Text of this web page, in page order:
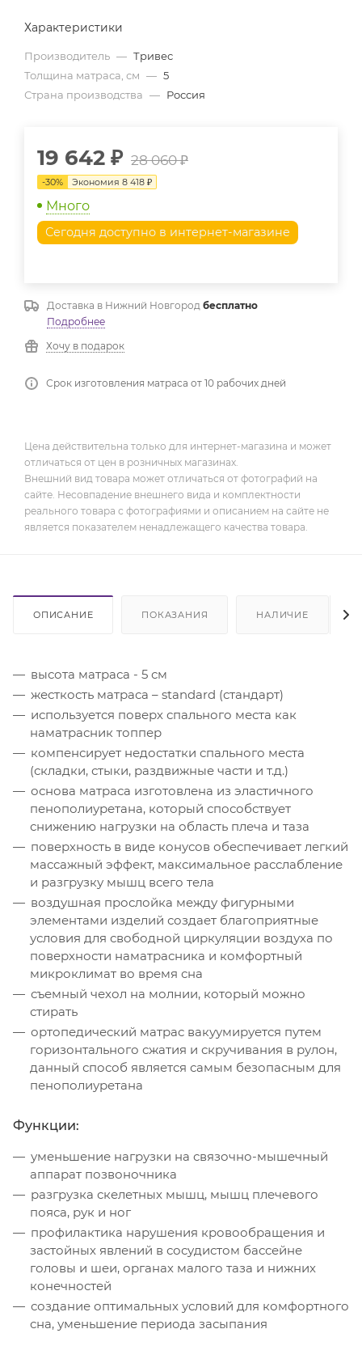
Характеристики
Производитель — Тривес
Толщина матраса, см — 5
Страна производства — Россия
19 642 ₽ 28 060₽
-30% Экономия 8 418 ₽
Много
Сегодня доступно в интернет-магазине
Доставка в Нижний Новгород бесплатно
Подробнее
Хочу в подарок
Срок изготовления матраса от 10 рабочих дней
Цена действительна только для интернет-магазина и может
отличаться от цен в розничных магазинах.
Внешний вид товара может отличаться от фотографий на
сайте. Несовпадение внешнего вида и комплектности
реального товара с фотографиями и описанием на сайте не
является показателем ненадлежащего качества товара.
ОПИСАНИЕ ПОКАЗАНИЯ НАЛИЧИЕ
высота матраса - 5 см
жесткость матраса – standard (стандарт)
используется поверх спального места как
наматрасник топпер
компенсирует недостатки спального места
(складки, стыки, раздвижные части и т.д.)
основа матраса изготовлена из эластичного
пенополиуретана, который способствует
снижению нагрузки на область плеча и таза
поверхность в виде конусов обеспечивает легкий
массажный эффект, максимальное расслабление
и разгрузку мышц всего тела
воздушная прослойка между фигурными
элементами изделий создает благоприятные
условия для свободной циркуляции воздуха по
поверхности наматрасника и комфортный
микроклимат во время сна
съемный чехол на молнии, который можно
стирать
ортопедический матрас вакуумируется путем
горизонтального сжатия и скручивания в рулон,
данный способ является самым безопасным для
пенополиуретана
Функции:
уменьшение нагрузки на связочно-мышечный
аппарат позвоночника
разгрузка скелетных мышц, мышц плечевого
пояса, рук и ног
профилактика нарушения кровообращения и
застойных явлений в сосудистом бассейне
головы и шеи, органах малого таза и нижних
конечностей
создание оптимальных условий для комфортного
сна, уменьшение периода засыпания